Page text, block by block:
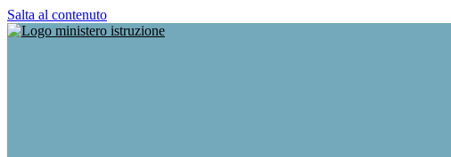
Salta al contenuto